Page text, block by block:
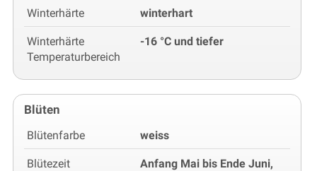
Winterhärte winterhart
Winterhärte
Temperaturbereich
-16 °C und tiefer
Blüten
Blütenfarbe weiss
Blütezeit
Anfang Mai bis Ende Juni,